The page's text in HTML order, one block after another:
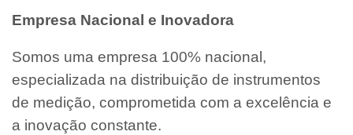
Empresa Nacional e Inovadora
Somos uma empresa 100% nacional,
especializada na distribuição de instrumentos
de medição, comprometida com a excelência e
a inovação constante.